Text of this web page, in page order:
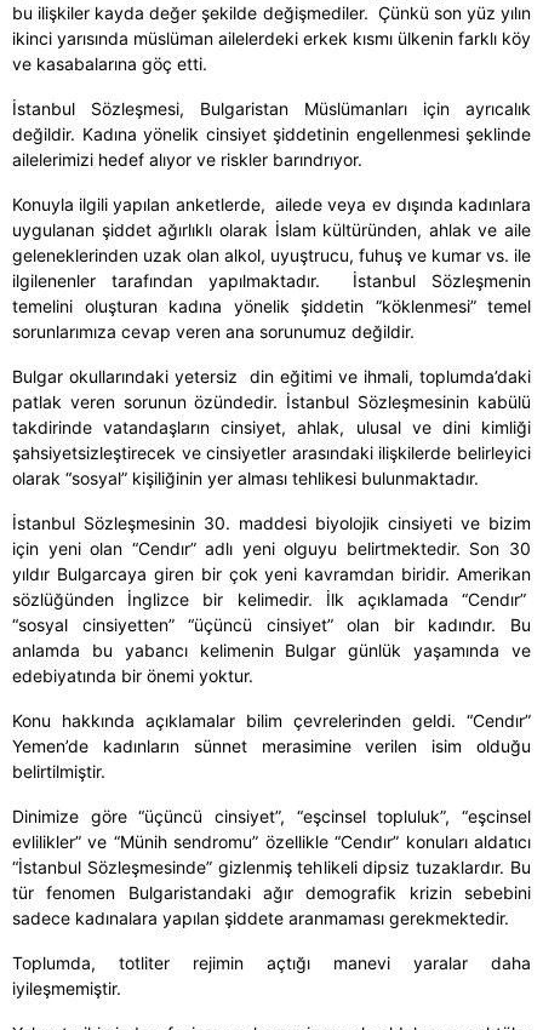
bu ilişkiler kayda değer şekilde değişmediler. Çünkü son yüz yılın
ikinci yarısında müslüman ailelerdeki erkek kısmı ülkenin farklı köy
ve kasabalarına göç etti.
İstanbul Sözleşmesi, Bulgaristan Müslümanları için ayrıcalık
değildir. Kadına yönelik cinsiyet şiddetinin engellenmesi şeklinde
ailelerimizi hedef alıyor ve riskler barındrıyor.
Konuyla ilgili yapılan anketlerde, ailede veya evdışında kadınlara
uygulanan şiddet ağırlıklı olarak İslam kültüründen, ahlak ve aile
geleneklerinden uzak olan alkol, uyuştrucu, fuhuş ve kumar vs. ile
ilgilenenler tarafından yapılmaktadır. İstanbul Sözleşmenin
temelini oluşturan kadına yönelik şiddetin “köklenmesi” temel
sorunlarımıza cevap veren ana sorunumuz değildir.
Bulgar okullarındaki yetersiz din eğitimi ve ihmali, toplumda’daki
patlak veren sorunun özündedir. İstanbul Sözleşmesinin kabülü
takdirinde vatandaşların cinsiyet, ahlak, ulusal ve dini kimliği
şahsiyetsizleştirecek ve cinsiyetler arasındaki ilişkilerde belirleyici
olarak “sosyal” kişiliğinin yer alması tehlikesi bulunmaktadır.
İstanbul Sözleşmesinin 30. maddesi biyolojik cinsiyeti ve bizim
için yeni olan “Cendır” adlı yeni olguyu belirtmektedir. Son 30
yıldır Bulgarcaya giren bir çok yeni kavramdan biridir. Amerikan
sözlüğünden İnglizce bir kelimedir. İlk açıklamada “Cendır”
“sosyal cinsiyetten” “üçüncü cinsiyet” olan bir kadındır. Bu
anlamda bu yabancı kelimenin Bulgar günlük yaşamında ve
edebiyatında bir önemi yoktur.
Konu hakkında açıklamalar bilim çevrelerinden geldi. “Cendır”
Yemen’de kadınların sünnet merasimine verilen isim olduğu
belirtilmiştir.
Dinimize göre “üçüncü cinsiyet”, “eşcinsel topluluk”, “eşcinsel
evlilikler” ve “Münih sendromu” özellikle “Cendır” konuları aldatıcı
“İstanbul Sözleşmesinde” gizlenmiş tehlikeli dipsiz tuzaklardır. Bu
tür fenomen Bulgaristandaki ağır demografik krizin sebebini
sadece kadınalara yapılan şiddete aranmaması gerekmektedir.
Toplumda, totliter rejimin açtığı manevi yaralar daha
iyileşmemiştir.